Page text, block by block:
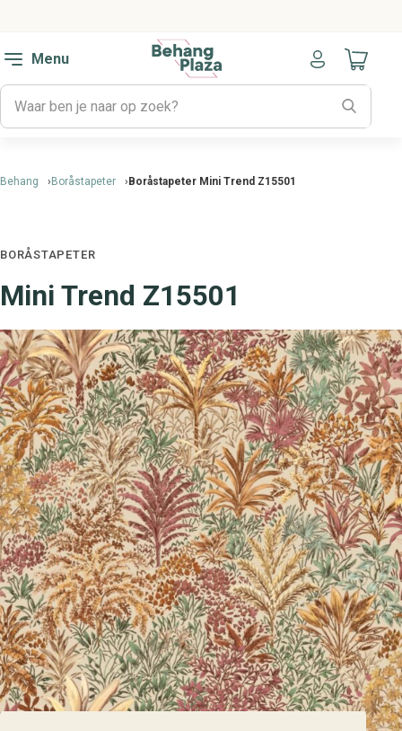
Menu
Naar
Behang Boråstapeter Boråstapeter Mini Trend Z15501
BORÅSTAPETER
Mini Trend Z15501